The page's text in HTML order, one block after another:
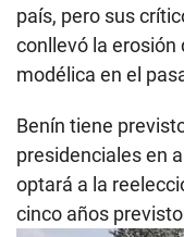
país, pero sus
conllevó la erosión
modélica en el
Benín tiene
presidenciales en
optará a la
cinco años